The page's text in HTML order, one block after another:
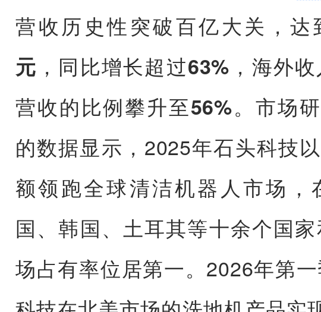
营收历史性突破百亿大关，达
元 ，同比增长超过63% ，海外
营收的比例攀升至56%。市场
的数据显示，2025年石头科技以
额领跑全球清洁机器人市场，
国、韩国、土耳其等十余个国
场占有率位居第一。2026年第